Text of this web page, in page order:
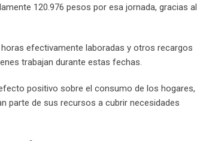
120.976 pesos por esa jornada, gracias al
efectivamente laboradas y otros recargos
trabajan durante estas fechas.
positivo sobre el consumo de los hogares,
parte de sus recursos a cubrir necesidades